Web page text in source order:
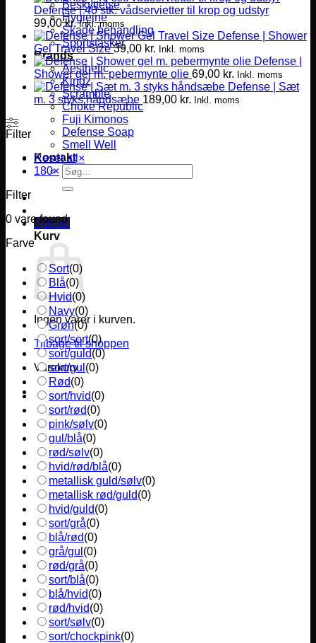
Beskyttelse
Hygiejne
Skade behandling
Sportstasker
Brands
Aesthetic
Kingz
Scramble
Choke Republic
Fuji Kimonos
Defense Soap
Smell Well
Kontakt
Søg
efter:
0,00 kr.
Kurv
Ingen varer i kurven.
Tilbage til shoppen
Varekurv
Defense | 40 stk. vådservietter til krop og udstyr
99,00kr. Inkl. moms
Defense | Shower
Gel Travel Size 39,00 kr. Inkl. moms
Defense |
Shower gel m. pebermynte olie 69,00 kr. Inkl. moms
Defense | Sæt
m. 3 styks håndsæbe 189,00 kr. Inkl. moms
Filter
Reset all ×
180×
Filter
0 vare found
Farve
Sort(0)
Blå(0)
Hvid(0)
Navy(0)
Grøn(0)
sort/sort(0)
sort/guld(0)
sort/gul (0)
Rød(0)
sort/hvid(0)
sort/rød(0)
pink/sølv(0)
gul/blå(0)
rød/sølv(0)
hvid/rød/blå(0)
metallisk guld/sølv(0)
metallisk rød/guld(0)
hvid/guld(0)
sort/grå(0)
blå/rød(0)
grå/gul (0)
rød/grå(0)
sort/blå(0)
blå/hvid(0)
rød/hvid(0)
sort/sølv(0)
sort/chockpink(0)